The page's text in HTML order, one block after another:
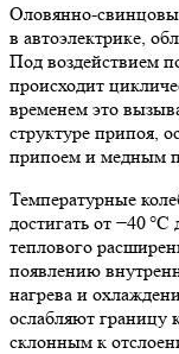
Оловянно-
в автоэлектрике,
Под воздействием
происходит
временем это
структуре припоя,
припоем и медным
Температурные
достигать от −40
теплового
появлению
нагрева и
ослабляют границу
склонным к